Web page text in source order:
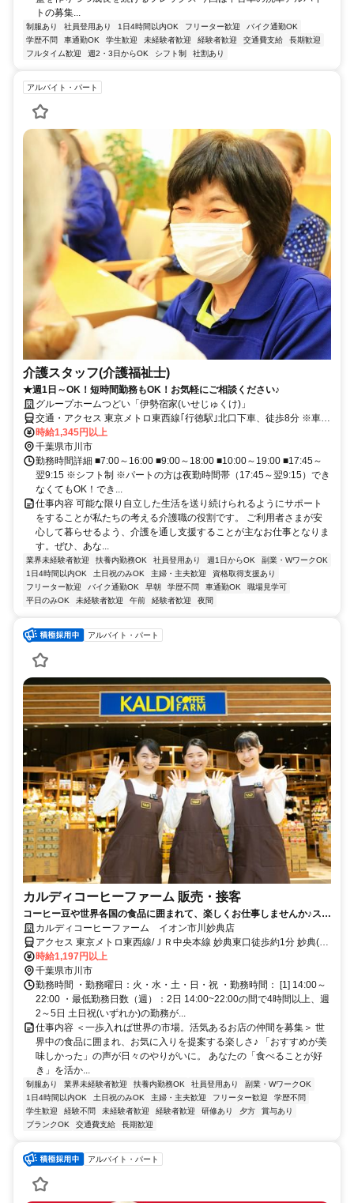
トの募集...
制服あり 社員登用あり 1日4時間以内OK フリーター歓迎
バイク通勤OK
学歴不問
車通勤OK 学生歓迎 未経験者歓迎 経験者歓迎 交通費支給
長期歓迎
フルタイム歓迎
週2・3日からOK シフト制 社割あり
アルバイト・パート
介護スタッフ(介護福祉士)
★週1日～OK！短時間勤務もOK！お気軽にご相談ください♪
グループホームつどい「伊勢宿家(いせじゅくけ)」
交通・アクセス 東京メトロ東西線｢行徳駅｣北口下車、徒歩8分 ※車･
バイク・自転車通勤OK！
時給1,345円以上
千葉県市川市
勤務時間詳細 ■7:00～16:00 ■9:00～18:00 ■10:00～19:00 ■17:45～
翌9:15 ※シフト制 ※パートの方は夜勤時間帯（17:45～翌9:15）でき
なくてもOK！でき...
仕事内容 可能な限り自立した生活を送り続けられるようにサポート
をすることが私たちの考える介護職の役割です。 ご利用者さまが安
心して暮らせるよう、介護を通し支援することが主なお仕事となりま
す。ぜひ、あな...
業界未経験者歓迎 扶養内勤務OK 社員登用あり 週1日からOK
副業・WワークOK
1日4時間以内OK
土日祝のみOK 主婦・主夫歓迎
資格取得支援あり
フリーター歓迎
バイク通勤OK 早朝 学歴不問 車通勤OK
職場見学可
平日のみOK
未経験者歓迎 午前 経験者歓迎 夜間
アルバイト・パート
カルディコーヒーファーム 販売・接客
コーヒー豆や世界各国の食品に囲まれて、楽しくお仕事しませんか♪スタ
ッフ割引あり！未経験OK
カルディコーヒーファーム イオン市川妙典店
アクセス 東京メトロ東西線/ＪＲ中央本線 妙典東口徒歩約1分 妙典(東
京メトロ東西線/ＪＲ中央本線)東口(約3分)
時給1,197円以上
千葉県市川市
勤務時間 ・勤務曜日：火・水・土・日・祝 ・勤務時間： [1] 14:00～
22:00 ・最低勤務日数（週）：2日 14:00~22:00の間で4時間以上、週
2～5日 土日祝(いずれか)の勤務が...
仕事内容 ＜一歩入れば世界の市場。活気あるお店の仲間を募集＞ 世
界中の食品に囲まれ、お気に入りを提案する楽しさ♪ 「おすすめが美
味しかった」の声が日々のやりがいに。 あなたの「食べることが好
き」を活か...
制服あり 業界未経験者歓迎 扶養内勤務OK 社員登用あり
副業・WワークOK
1日4時間以内OK
土日祝のみOK 主婦・主夫歓迎 フリーター歓迎
学歴不問
学生歓迎
経験不問 未経験者歓迎 経験者歓迎 研修あり 夕方
賞与あり
ブランクOK
交通費支給 長期歓迎
アルバイト・パート